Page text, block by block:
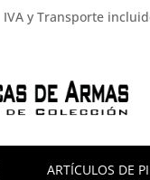
IVA y Transporte
ARTÍCULOS DE